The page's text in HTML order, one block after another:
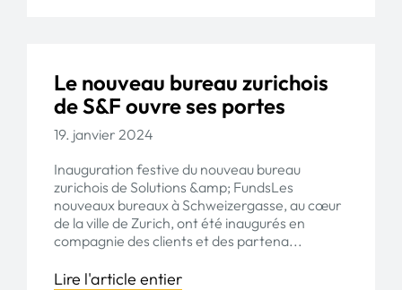
Le nouveau bureau zurichois
de S&F ouvre ses portes
19. janvier 2024
Inauguration festive du nouveau bureau
zurichois de Solutions &amp; FundsLes
nouveaux bureaux à Schweizergasse, au cœur
de la ville de Zurich, ont été inaugurés en
compagnie des clients et des partena...
Lire l'article entier